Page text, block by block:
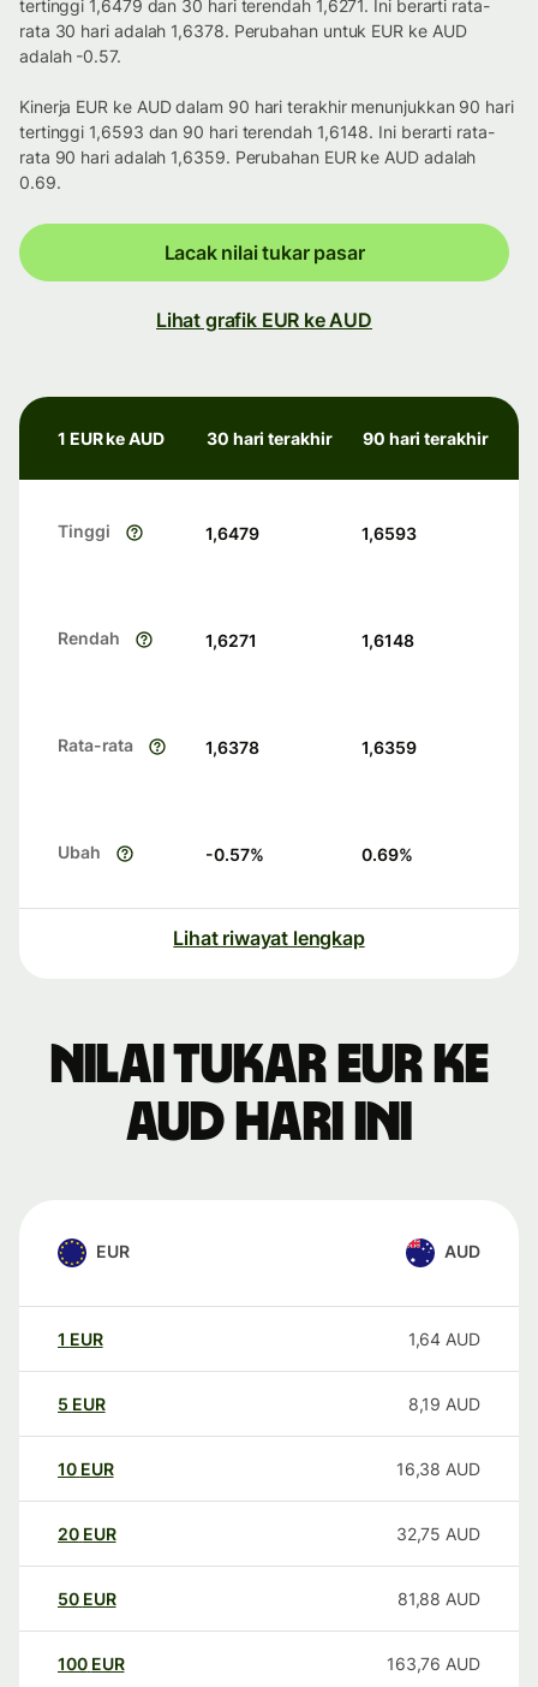
tertinggi 1,6479 dan 30 hari terendah 1,6271. Ini berarti rata-
rata 30 hari adalah 1,6378. Perubahan untuk EUR ke AUD
adalah -0.57.
Kinerja EUR ke AUD dalam 90 hari terakhir menunjukkan 90 hari
tertinggi 1,6593 dan 90 hari terendah 1,6148. Ini berarti rata-
rata 90 hari adalah 1,6359. Perubahan EUR ke AUD adalah
0.69.
Lacak nilai tukar pasar
Lihat grafik EUR ke AUD
1 EUR ke AUD 30 hari terakhir 90 hari terakhir
Tinggi 1,6479 1,6593
Rendah 1,6271 1,6148
Rata-rata 1,6378 1,6359
Ubah -0.57% 0.69%
Lihat riwayat lengkap
Nilai tukar EUR ke
AUD hari ini
EUR AUD
1 EUR 1,64 AUD
5 EUR 8,19 AUD
10 EUR 16,38 AUD
20 EUR 32,75 AUD
50 EUR 81,88 AUD
100 EUR 163,76 AUD